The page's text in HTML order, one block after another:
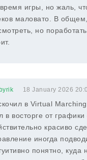
игры, но жаль,
маловато. В
но
18 January 2026
в Virtual
в восторге от
красиво
иногда
понятно, куда